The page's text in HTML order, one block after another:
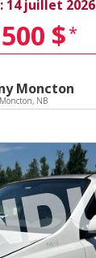
: 14 juillet 2026
$*
Moncton
Moncton, NB